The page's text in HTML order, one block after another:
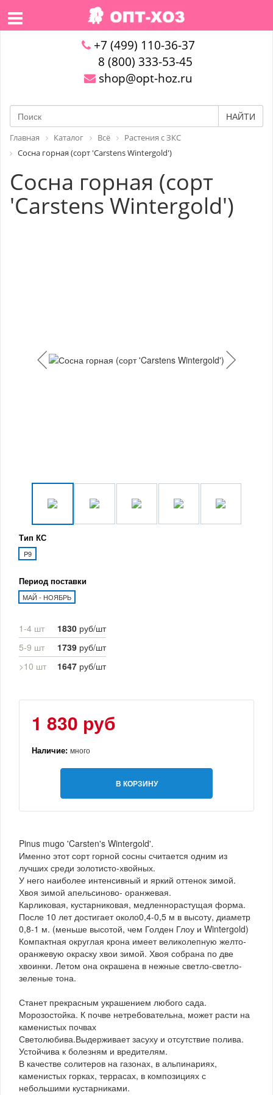
+7 (499) 110-36-37
8 (800) 333-53-45
shop@opt-hoz.ru
НАЙТИ
Главная Каталог Всё
Растения с ЗКС
Сосна горная (сорт 'Carstens Wintergold')
Сосна горная (сорт
'Carstens Wintergold')
Тип КС
P9
Период поставки
МАЙ - НОЯБРЬ
1-4 шт 1830 руб/шт
5-9 шт
1739 руб/шт
>10 шт
1647 руб/шт
1 830 руб
Наличие: много
В КОРЗИНУ
Pinus mugo 'Carsten's Wintergold'.
Именно этот сорт горной сосны считается одним из
лучших среди золотисто-хвойных.
У него наиболее интенсивный и яркий оттенок зимой.
Хвоя зимой апельсиново- оранжевая.
Карликовая, кустарниковая, медленнорастущая форма.
После 10 лет достигает около0,4-0,5 м в высоту, диаметр
0,8-1 м. (меньше высотой, чем Голден Глоу и Wintergold)
Компактная округлая крона имеет великолепную желто-
оранжевую окраску хвои зимой. Хвоя собрана по две
хвоинки. Летом она окрашена в нежные светло-светло-
зеленые тона.
Станет прекрасным украшением любого сада.
Морозостойка. К почве нетребовательна, может расти на
каменистых почвах
Светолюбива.Выдерживает засуху и отсутствие полива.
Устойчива к болезням и вредителям.
В качестве солитеров на газонах, в альпинариях,
каменистых горках, террасах, в композициях с
небольшими кустарниками.